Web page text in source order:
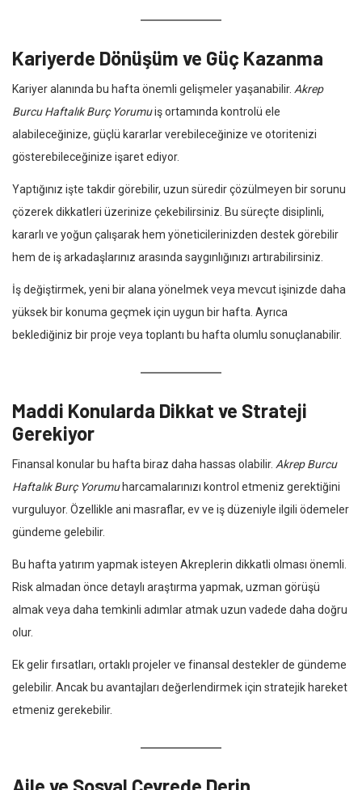
Kariyerde Dönüşüm ve Güç Kazanma
Kariyer alanında bu hafta önemli gelişmeler yaşanabilir. Akrep
Burcu Haftalık Burç Yorumuiş ortamında kontrolü ele
alabileceğinize, güçlü kararlar verebileceğinize ve otoritenizi
gösterebileceğinize işaret ediyor.
Yaptığınız işte takdir görebilir, uzun süredir çözülmeyen bir sorunu
çözerek dikkatleri üzerinize çekebilirsiniz. Bu süreçte disiplinli,
kararlı ve yoğun çalışarak hem yöneticilerinizden destek görebilir
hem de iş arkadaşlarınız arasında saygınlığınızı artırabilirsiniz.
İş değiştirmek, yeni bir alana yönelmek veya mevcut işinizde daha
yüksek bir konuma geçmek için uygun bir hafta. Ayrıca
beklediğiniz bir proje veya toplantı bu hafta olumlu sonuçlanabilir.
Maddi Konularda Dikkat ve Strateji
Gerekiyor
Finansal konular bu hafta biraz daha hassas olabilir. Akrep Burcu
Haftalık Burç Yorumuharcamalarınızı kontrol etmeniz gerektiğini
vurguluyor. Özellikle ani masraflar, ev ve iş düzeniyle ilgili ödemeler
gündeme gelebilir.
Bu hafta yatırım yapmak isteyen Akreplerin dikkatli olması önemli.
Risk almadan önce detaylı araştırma yapmak, uzman görüşü
almak veya daha temkinli adımlar atmak uzun vadede daha doğru
olur.
Ek gelir fırsatları, ortaklı projeler ve finansal destekler de gündeme
gelebilir. Ancak bu avantajları değerlendirmek için stratejik hareket
etmeniz gerekebilir.